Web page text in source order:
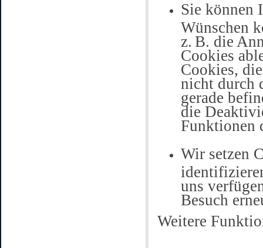
Sie können
Wünschen
z. B. die
Cookies
Cookies,
nicht durch
gerade
die
Funktionen
Wir setzen
uns
Besuch
Weitere